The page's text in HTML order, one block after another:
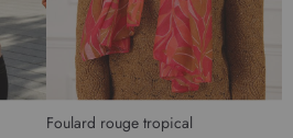
Foulard rouge tropical